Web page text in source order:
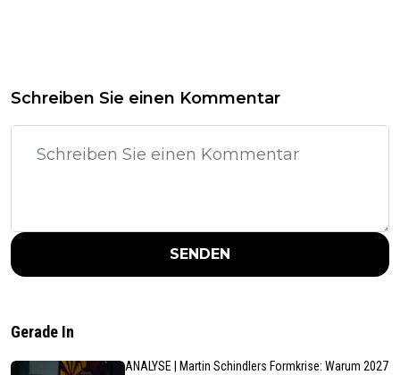
Schreiben Sie einen Kommentar
SENDEN
Gerade In
ANALYSE | Martin Schindlers Formkrise: Warum 2027